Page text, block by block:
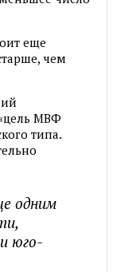
еще
чем
МВФ
типа.
одним
юго-